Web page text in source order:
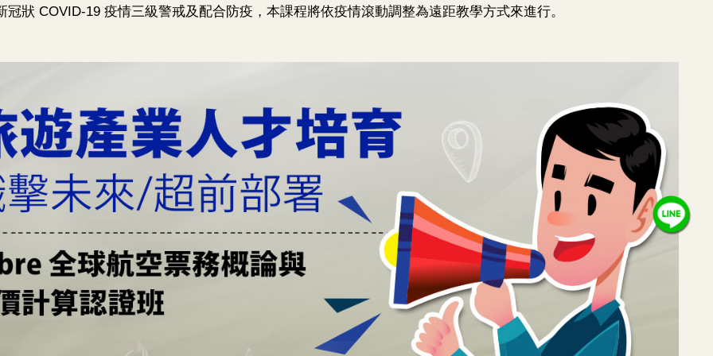
冠狀 COVID-19 疫情三級警戒及配合防疫，本課程將依疫情滾動調整為遠距教學方式來進行。